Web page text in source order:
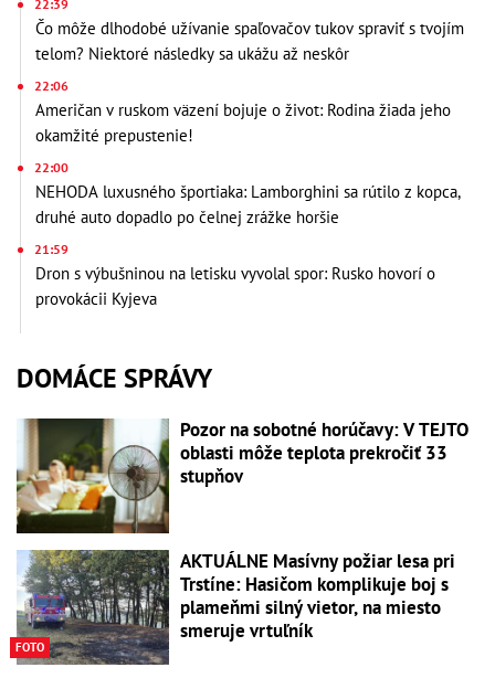
22:39
Čo môže dlhodobé užívanie spaľovačov tukov spraviť s tvojím
telom? Niektoré následky sa ukážu až neskôr
22:06
Američan v ruskom väzení bojuje o život: Rodina žiada jeho
okamžité prepustenie!
22:00
NEHODA luxusného športiaka: Lamborghini sa rútilo z kopca,
druhé auto dopadlo po čelnej zrážke horšie
21:59
Dron s výbušninou na letisku vyvolal spor: Rusko hovorí o
provokácii Kyjeva
DOMÁCE SPRÁVY
Pozor na sobotné horúčavy: V TEJTO
oblasti môže teplota prekročiť 33
stupňov
FOTO
AKTUÁLNE Masívny požiar lesa pri
Trstíne: Hasičom komplikuje boj s
plameňmi silný vietor, na miesto
smeruje vrtuľník